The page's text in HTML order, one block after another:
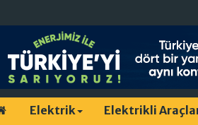
Elektrik Elektrikli